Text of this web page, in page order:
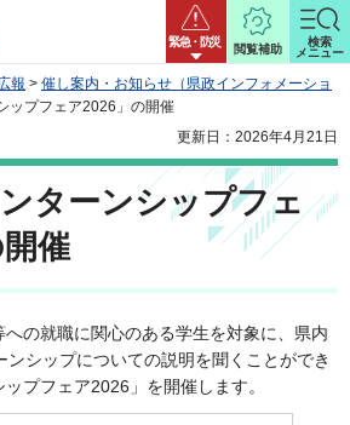
緊急・防災
閲覧補助
検索
メニュー
報 > 催し案内・お知らせ（県政インフォメーショ
ップフェア2026」の開催
更新日：2026年4月21日
ンターンシップフェ
催
の就職に関心のある学生を対象に、県内
シップについての説明を聞くことができ
プフェア2026」を開催します。